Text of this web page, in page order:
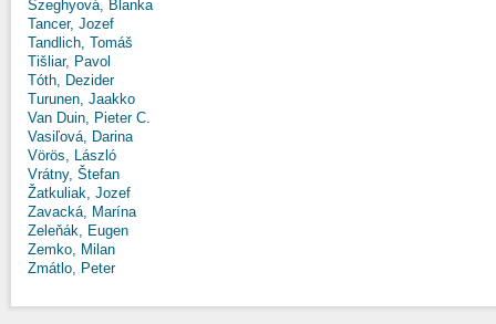
Szeghyová, Blanka
Tancer, Jozef
Tandlich, Tomáš
Tišliar, Pavol
Tóth, Dezider
Turunen, Jaakko
Van Duin, Pieter C.
Vasiľová, Darina
Vörös, László
Vrátny, Štefan
Žatkuliak, Jozef
Zavacká, Marína
Zeleňák, Eugen
Zemko, Milan
Zmátlo, Peter